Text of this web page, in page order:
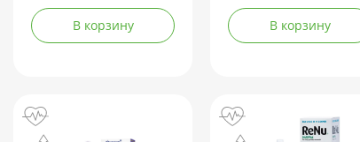
В корзину В корзину